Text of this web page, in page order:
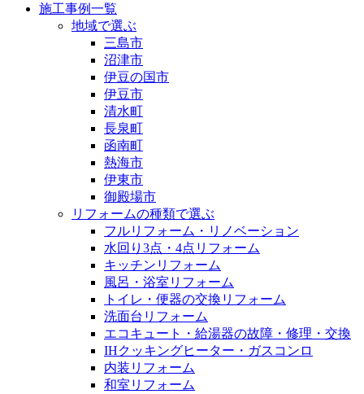
施工事例一覧
地域で選ぶ
三島市
沼津市
伊豆の国市
伊豆市
清水町
長泉町
函南町
熱海市
伊東市
御殿場市
リフォームの種類で選ぶ
フルリフォーム・リノベーション
水回り3点・4点リフォーム
キッチンリフォーム
風呂・浴室リフォーム
トイレ・便器の交換リフォーム
洗面台リフォーム
エコキュート・給湯器の故障・修理・交換
IHクッキングヒーター・ガスコンロ
内装リフォーム
和室リフォーム